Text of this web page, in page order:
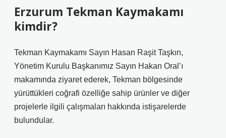
Erzurum Tekman Kaymakamı
kimdir?
Tekman Kaymakamı Sayın Hasan Raşit Taşkın,
Yönetim Kurulu Başkanımız Sayın Hakan Oral’ı
makamında ziyaret ederek, Tekman bölgesinde
yürüttükleri coğrafi özelliğe sahip ürünler ve diğer
projelerle ilgili çalışmaları hakkında istişarelerde
bulundular.